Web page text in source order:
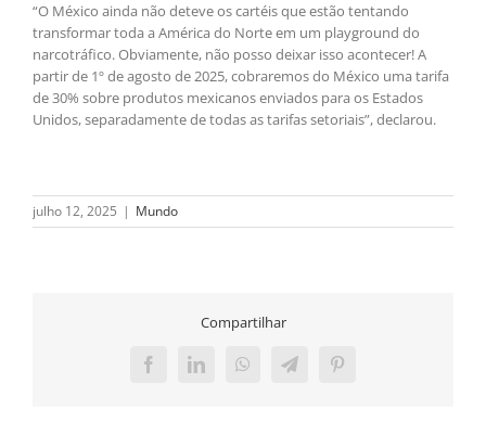
“O México ainda não deteve os cartéis que estão tentando
transformar toda a América do Norte em um playground do
narcotráfico. Obviamente, não posso deixar isso acontecer! A
partir de 1º de agosto de 2025, cobraremos do México uma tarifa
de 30% sobre produtos mexicanos enviados para os Estados
Unidos, separadamente de todas as tarifas setoriais”, declarou.
julho 12, 2025 | Mundo
Compartilhar
FacebookLinkedInWhatsAppTelegramPinterest